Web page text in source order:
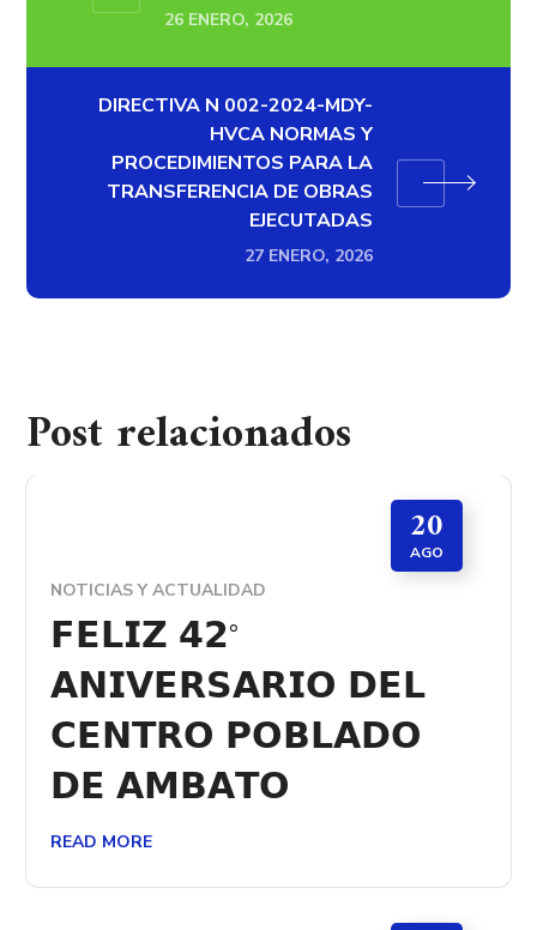
26 ENERO, 2026
DIRECTIVA N 002-2024-MDY-
HVCA NORMAS Y
PROCEDIMIENTOS PARA LA
TRANSFERENCIA DE OBRAS
EJECUTADAS
27 ENERO, 2026
Post relacionados
20
AGO
NOTICIAS Y ACTUALIDAD
𝗙𝗘𝗟𝗜𝗭 𝟰𝟮°
𝗔𝗡𝗜𝗩𝗘𝗥𝗦𝗔𝗥𝗜𝗢 𝗗𝗘𝗟
𝗖𝗘𝗡𝗧𝗥𝗢 𝗣𝗢𝗕𝗟𝗔𝗗𝗢
𝗗𝗘 𝗔𝗠𝗕𝗔𝗧𝗢
READ MORE